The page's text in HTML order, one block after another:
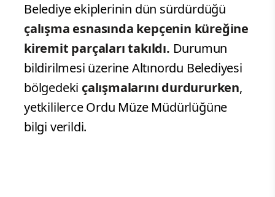
Belediye ekiplerinin dün sürdürdüğü
çalışma esnasında kepçenin küreğine
kiremit parçaları takıldı. Durumun
bildirilmesi üzerine Altınordu Belediyesi
bölgedeki çalışmalarını durdururken,
yetkililerce Ordu Müze Müdürlüğüne
bilgi verildi.